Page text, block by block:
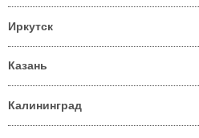
Иркутск
Казань
Калининград